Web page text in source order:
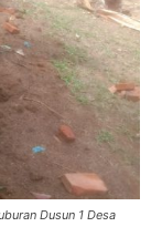
Dusun 1 Desa